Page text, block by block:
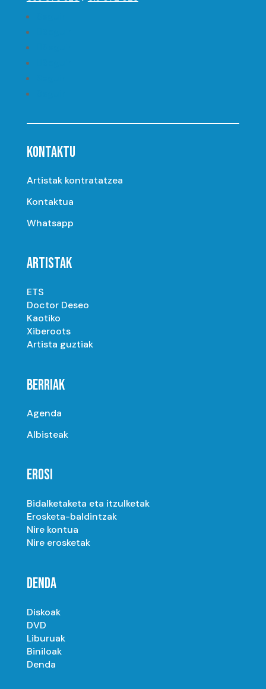
KONTAKTU
Artistak kontratatzea
Kontaktua
Whatsapp
ARTISTAK
ETS
Doctor Deseo
Kaotiko
Xiberoots
Artista guztiak
BERRIAK
Agenda
Albisteak
EROSI
Bidalketaketa eta itzulketak
Erosketa-baldintzak
Nire kontua
Nire erosketak
DENDA
Diskoak
DVD
Liburuak
Biniloak
Denda